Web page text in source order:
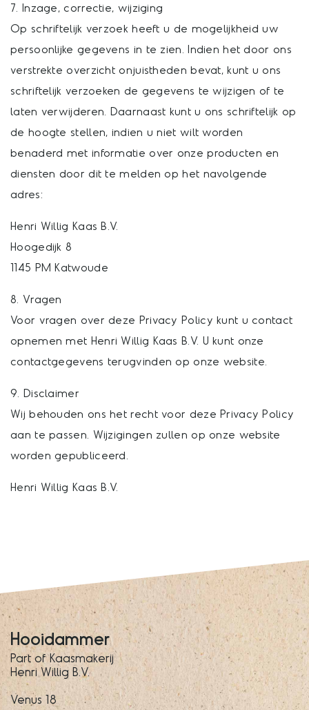
7. Inzage, correctie, wijziging
Op schriftelijk verzoek heeft u de mogelijkheid uw
persoonlijke gegevens in te zien. Indien het door ons
verstrekte overzicht onjuistheden bevat, kunt u ons
schriftelijk verzoeken de gegevens te wijzigen of te
laten verwijderen. Daarnaast kunt u ons schriftelijk op
de hoogte stellen, indien u niet wilt worden
benaderd met informatie over onze producten en
diensten door dit te melden op het navolgende
adres:
Henri Willig Kaas B.V.
Hoogedijk 8
1145 PM Katwoude
8. Vragen
Voor vragen over deze Privacy Policy kunt u contact
opnemen met Henri Willig Kaas B.V. U kunt onze
contactgegevens terugvinden op onze website.
9. Disclaimer
Wij behouden ons het recht voor deze Privacy Policy
aan te passen. Wijzigingen zullen op onze website
worden gepubliceerd.
Henri Willig Kaas B.V.
Hooidammer
Part of Kaasmakerij
Henri Willig B.V.
Venus 18